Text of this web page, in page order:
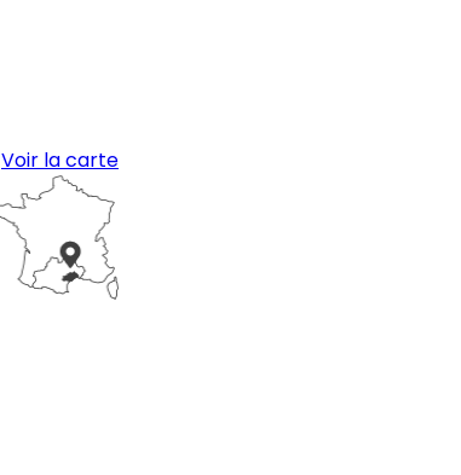
Voir la carte